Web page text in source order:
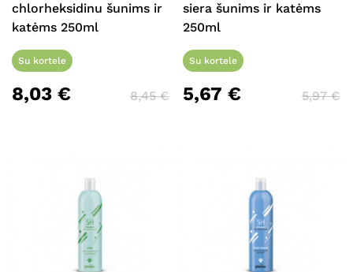
chlorheksidinu šunims ir
katėms 250ml
Su kortele
8,03 € 8,45€
siera šunims ir katėms
250ml
Su kortele
5,67€ 5,97€